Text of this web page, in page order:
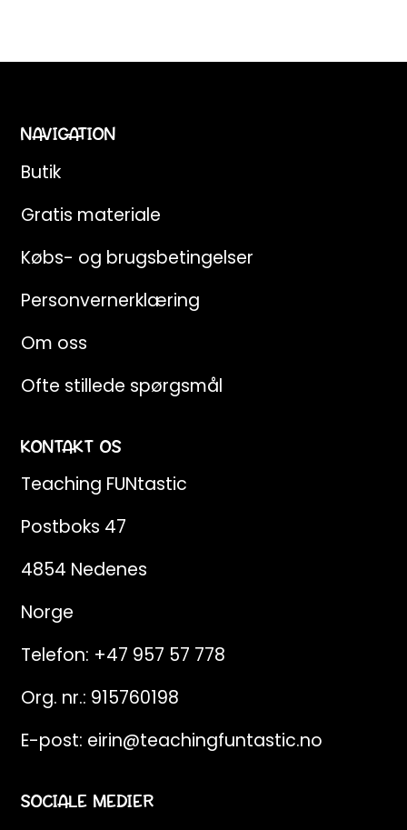
NAVIGATION
Butik
Gratis materiale
Købs- og brugsbetingelser
Personvernerklæring
Om oss
Ofte stillede spørgsmål
KONTAKT OS
Teaching FUNtastic
Postboks 47
4854 Nedenes
Norge
Telefon: +47 957 57 778
Org. nr.: 915760198
E-post: eirin@teachingfuntastic.no
SOCIALE MEDIER
Email
Ved tilmelding giver du samtykke til at modtage
e-mails fra Teaching FUNtastic. Du kan afmelde
dig når som helst.